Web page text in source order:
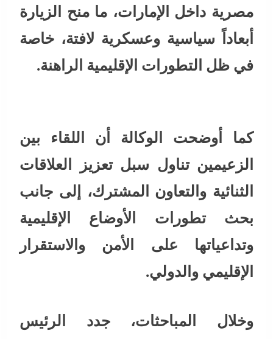
مصرية داخل الإمارات، ما منح الزيارة
أبعاداً سياسية وعسكرية لافتة، خاصة
في ظل التطورات الإقليمية الراهنة.
كما أوضحت الوكالة أن اللقاء بين
الزعيمين تناول سبل تعزيز العلاقات
الثنائية والتعاون المشترك، إلى جانب
بحث تطورات الأوضاع الإقليمية
وتداعياتها على الأمن والاستقرار
الإقليمي والدولي.
وخلال المباحثات، جدد الرئيس